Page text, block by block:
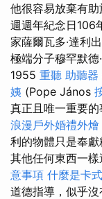
他很容易放棄有助
週週年紀念日106
家薩爾瓦多·達利
極端分子穆罕默德
1955 重聽 助聽器
姨 (Pope János
真正且唯一重要的
浪漫戶外婚禮外燴
利的物體只是奉
其他任何東西一樣
意事項 什麼是卡
道德指導，似乎